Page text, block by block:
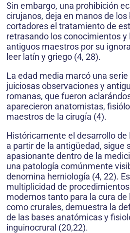
Sin embargo, una prohibición
cirujanos, deja en manos de
cortadores el tratamiento de
retrasando los conocimientos y
antiguos maestros por su
leer latín y griego (4, 28).
La edad media marcó una
juiciosas observaciones y
romanas, que fueron
aparecieron anatomistas,
maestros de la cirugía (4).
Históricamente el desarrollo de
a partir de la antigüedad, sigue
apasionante dentro de la
una patología comúnmente
denomina herniología (4, 22).
multiplicidad de
modernos tanto para la cura
como crurales, demuestra la
de las bases anatómicas y
inguinocrural (20,22).